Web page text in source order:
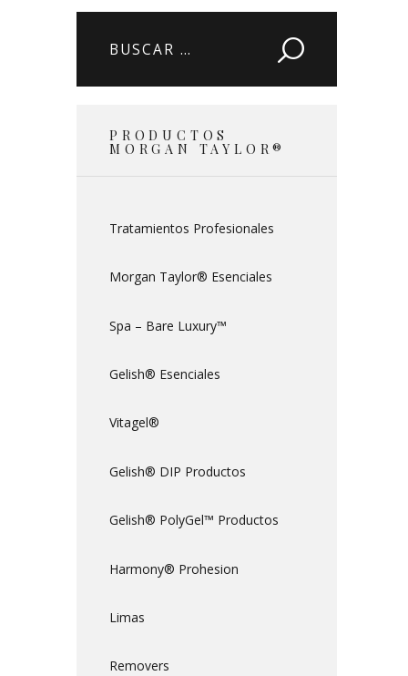
Buscar:
PRODUCTOS
MORGAN TAYLOR®
Tratamientos Profesionales
Morgan Taylor® Esenciales
Spa – Bare Luxury™
Gelish® Esenciales
Vitagel®
Gelish® DIP Productos
Gelish® PolyGel™ Productos
Harmony® Prohesion
Limas
Removers